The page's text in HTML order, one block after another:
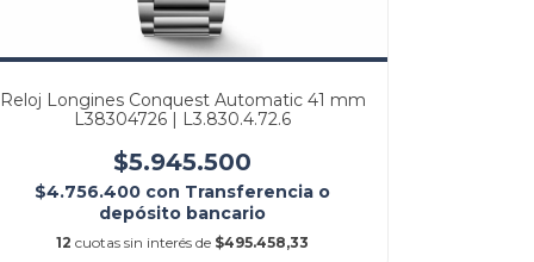
Reloj Longines Conquest Automatic 41 mm
L38304726 | L3.830.4.72.6
$5.945.500
$4.756.400 con Transferencia o
depósito bancario
12 cuotas sin interés de $495.458,33